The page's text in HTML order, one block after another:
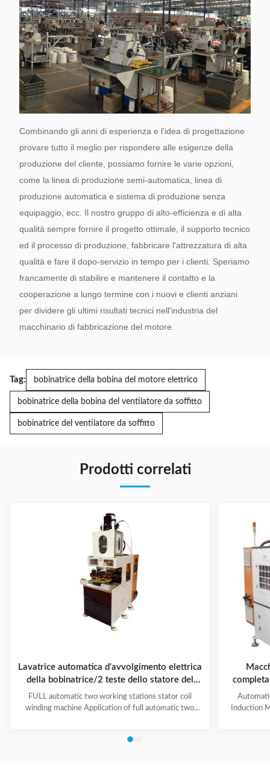
Combinando gli anni di esperienza e l'idea di progettazione
provare tutto il meglio per rispondere alle esigenze della
produzione del cliente, possiamo fornire le varie opzioni,
come la linea di produzione semi-automatica, linea di
produzione automatica e sistema di produzione senza
equipaggio, ecc. Il nostro gruppo di alto-efficienza e di alta
qualità sempre fornire il progetto ottimale, il supporto tecnico
ed il processo di produzione, fabbricare l'attrezzatura di alta
qualità e fare il dopo-servizio in tempo per i clienti. Speriamo
francamente di stabilire e mantenere il contatto e la
cooperazione a lungo termine con i nuovi e clienti anziani
per dividere gli ultimi risultati tecnici nell'industria del
macchinario di fabbricazione del motore.
Tag: bobinatrice della bobina del motore elettrico
bobinatrice della bobina del ventilatore da soffitto
bobinatrice del ventilatore da soffitto
Prodotti correlati
Lavatrice automatica d'avvolgimento elettrica
della bobinatrice/2 teste dello statore del
motore
FULL automatic two working stations stator coil
winding machine Application of full automatic two
poles, 4 poles and 6poles coils winding. 1. Main
poli con
e
Induction